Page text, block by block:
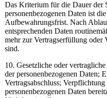
Das Kriterium für die Dauer der
personenbezogenen Daten ist
Aufbewahrungsfrist. Nach
entsprechenden Daten
mehr zur Vertragserfüllung oder
sind.
10. Gesetzliche oder
der personenbezogenen Daten;
Vertragsabschluss;
personenbezogenen Daten